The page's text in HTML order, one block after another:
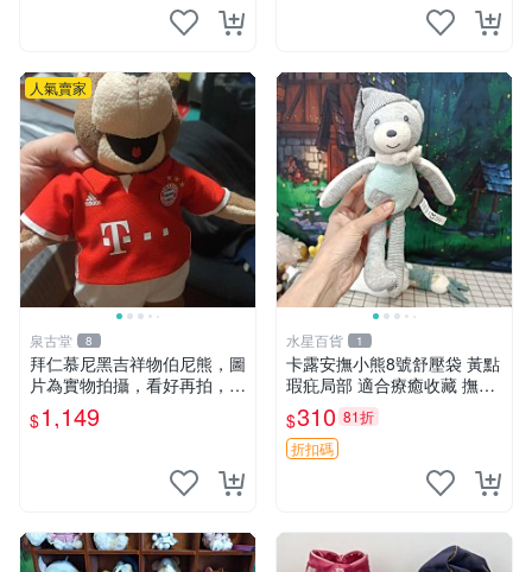
人氣賣家
泉古堂 8
拜仁慕尼黑吉祥物伯尼熊，圖
片為實物拍攝，看好再拍，不
退不換-187978
$1,149
水星百貨 1
卡露安撫小熊8號舒壓袋 黃點
瑕疪局部 適合療癒收藏 撫慰
身心 美肌養護 放鬆好物
$310 81折
折扣碼